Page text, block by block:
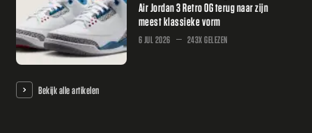
Air Jordan 3 Retro OG terug naar zijn
meest klassieke vorm
6 JUL 2026 243X GELEZEN
Bekijk alle artikelen